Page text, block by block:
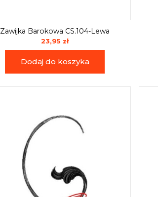
Zawijka Barokowa CS.104-Lewa
23,95 zł
Dodaj do koszyka